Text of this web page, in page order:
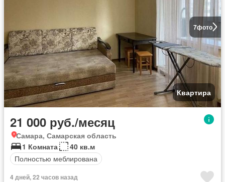
7фото
Квартира
21 000 руб./месяц
Самара, Самарская область
1 Комната
40 кв.м
Полностью меблирована
4 дней, 22 часов назад